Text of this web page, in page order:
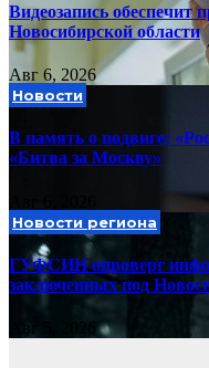
Видеозапись обеспечит
Новосибирской области
Авг 6, 2026
Новости
В память о подвиге:
«Битва за Москву»
Новости региона
ГУФСИН опроверг
заключенных под